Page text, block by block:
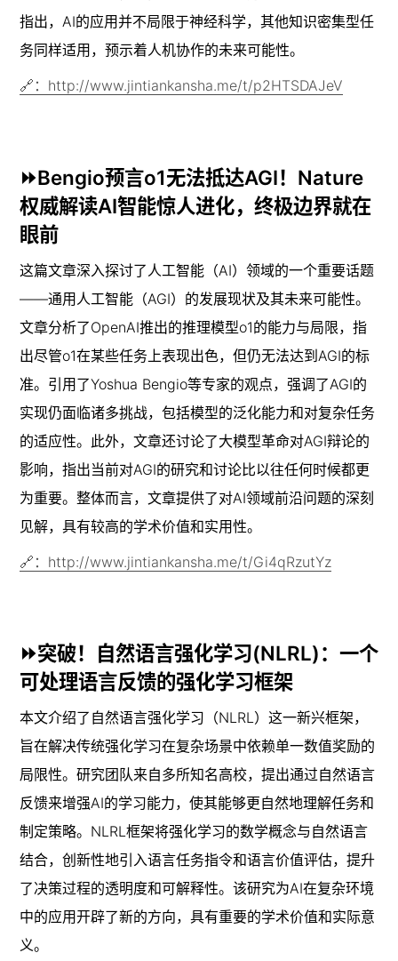
指出，AI的应用并不局限于神经科学，其他知识密集型任
务同样适用，预示着人机协作的未来可能性。
🔗：http://www.jintiankansha.me/t/p2HTSDAJeV
⏩Bengio预言o1无法抵达AGI！Nature
权威解读AI智能惊人进化，终极边界就在
眼前
这篇文章深入探讨了人工智能（AI）领域的一个重要话题
——通用人工智能（AGI）的发展现状及其未来可能性。
文章分析了OpenAI推出的推理模型o1的能力与局限，指
出尽管o1在某些任务上表现出色，但仍无法达到AGI的标
准。引用了Yoshua Bengio等专家的观点，强调了AGI的
实现仍面临诸多挑战，包括模型的泛化能力和对复杂任务
的适应性。此外，文章还讨论了大模型革命对AGI辩论的
影响，指出当前对AGI的研究和讨论比以往任何时候都更
为重要。整体而言，文章提供了对AI领域前沿问题的深刻
见解，具有较高的学术价值和实用性。
🔗：http://www.jintiankansha.me/t/Gi4qRzutYz
⏩突破！自然语言强化学习(NLRL)：一个
可处理语言反馈的强化学习框架
本文介绍了自然语言强化学习（NLRL）这一新兴框架，
旨在解决传统强化学习在复杂场景中依赖单一数值奖励的
局限性。研究团队来自多所知名高校，提出通过自然语言
反馈来增强AI的学习能力，使其能够更自然地理解任务和
制定策略。NLRL框架将强化学习的数学概念与自然语言
结合，创新性地引入语言任务指令和语言价值评估，提升
了决策过程的透明度和可解释性。该研究为AI在复杂环境
中的应用开辟了新的方向，具有重要的学术价值和实际意
义。